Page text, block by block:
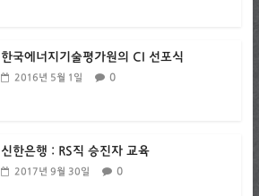
한국에너지기술평가원의 CI 선포식
2016년 5월 1일 0
신한은행 : RS직 승진자 교육
2017년 9월 30일 0